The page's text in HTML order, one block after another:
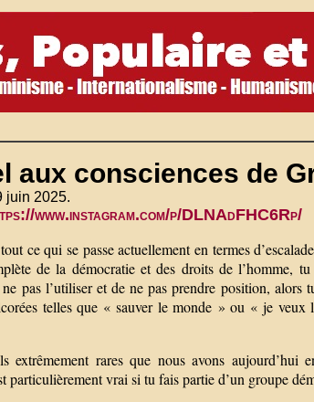
aux consciences de
juin 2025.
www.instagram.com/p/DLNAdFHC6Rp/
ce qui se passe actuellement en termes
de la démocratie et des droits de l’homme,
pas l’utiliser et de ne pas prendre position,
telles que « sauver le monde » ou « je veux
extrêmement rares que nous avons aujourd’hui
particulièrement vrai si tu fais partie d’un groupe